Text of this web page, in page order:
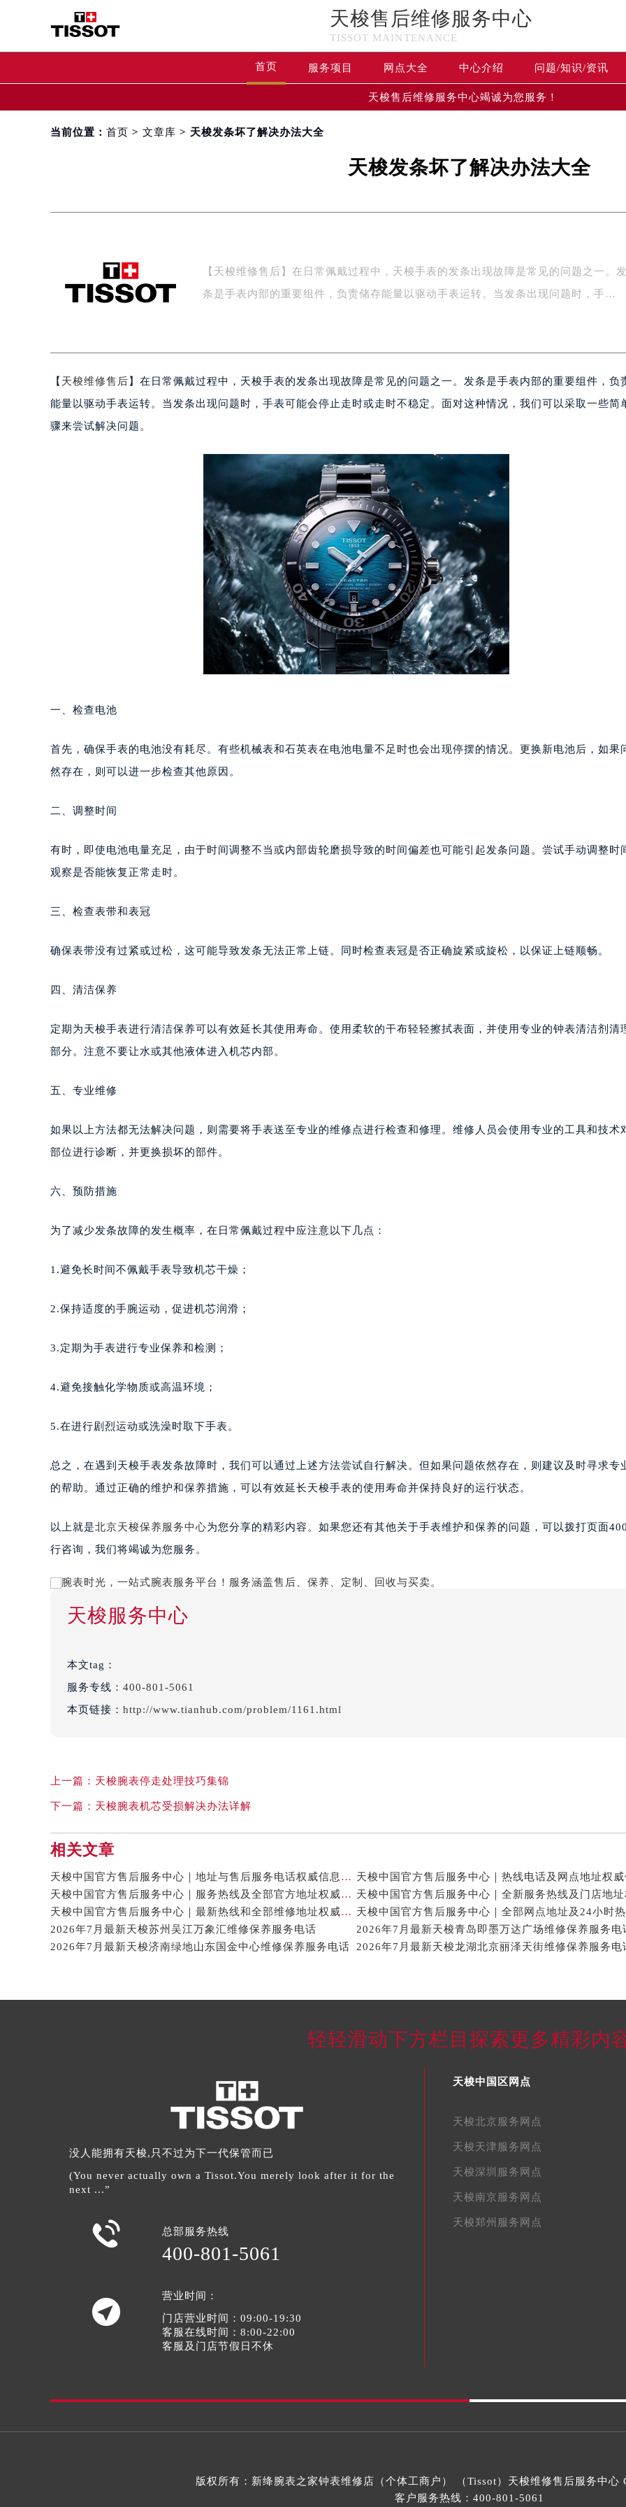
天梭售后维修服务中心
TISSOT MAINTENANCE
首页 服务项目 网点大全 中心介绍 问题/知识/资讯
天梭售后维修服务中心竭诚为您服务！
当前位置： 首页 > 文章库 > 天梭发条坏了解决办法大全
天梭发条坏了解决办法大全
【天梭维修售后】在日常佩戴过程中，天梭手表的发条出现故障是常见的问题之一。发
条是手表内部的重要组件，负责储存能量以驱动手表运转。当发条出现问题时，手…
【 天梭维修售后 】在日常佩戴过程中，天梭手表的发条出现故障是常见的问题之一。发条是手表内部的重要组件，负
能量以驱动手表运转。当发条出现问题时，手表可能会停止走时或走时不稳定。面对这种情况，我们可以采取一些简
骤来尝试解决问题。
一、检查电池
首先，确保手表的电池没有耗尽。有些机械表和石英表在电池电量不足时也会出现停摆的情况。更换新电池后，如果
然存在，则可以进一步检查其他原因。
二、调整时间
有时，即使电池电量充足，由于时间调整不当或内部齿轮磨损导致的时间偏差也可能引起发条问题。尝试手动调整时
观察是否能恢复正常走时。
三、检查表带和表冠
确保表带没有过紧或过松，这可能导致发条无法正常上链。同时检查表冠是否正确旋紧或旋松，以保证上链顺畅。
四、清洁保养
定期为天梭手表进行清洁保养可以有效延长其使用寿命。使用柔软的干布轻轻擦拭表面，并使用专业的钟表清洁剂清
部分。注意不要让水或其他液体进入机芯内部。
五、专业维修
如果以上方法都无法解决问题，则需要将手表送至专业的维修点进行检查和修理。维修人员会使用专业的工具和技术
部位进行诊断，并更换损坏的部件。
六、预防措施
为了减少发条故障的发生概率，在日常佩戴过程中应注意以下几点：
1.避免长时间不佩戴手表导致机芯干燥；
2.保持适度的手腕运动，促进机芯润滑；
3.定期为手表进行专业保养和检测；
4.避免接触化学物质或高温环境；
5.在进行剧烈运动或洗澡时取下手表。
总之，在遇到天梭手表发条故障时，我们可以通过上述方法尝试自行解决。但如果问题依然存在，则建议及时寻求专
的帮助。通过正确的维护和保养措施，可以有效延长天梭手表的使用寿命并保持良好的运行状态。
以上就是北京天梭保养服务中心为您分享的精彩内容。如果您还有其他关于手表维护和保养的问题，可以拨打页面
行咨询，我们将竭诚为您服务。
天梭服务中心
本文tag：
服务专线： 400-801-5061
本页链接： http://www.tianhub.com/problem/1161.html
上一篇： 天梭腕表停走处理技巧集锦
下一篇： 天梭腕表机芯受损解决办法详解
相关文章
天梭中国官方售后服务中心｜地址与售后服务电话权威信息通知（2026年7月最新）
天梭中国官方售后服务中心｜服务热线及全部官方地址权威信息通告（2026年7月最新）
天梭中国官方售后服务中心｜最新热线和全部维修地址权威信息声明（2026年7月最新）
2026年7月最新天梭苏州吴江万象汇维修保养服务电话
2026年7月最新天梭青岛即墨万达广场维修保养服务电
2026年7月最新天梭济南绿地山东国金中心维修保养服务电话
2026年7月最新天梭龙湖北京丽泽天街维修保养服务电
轻轻滑动下方栏目探索更多精彩内
没人能拥有天梭,只不过为下一代保管而已
(You never actually own a Tissot.You merely look after it for the
next ...”
 总部服务热线
400-801-5061

营业时间：
门店营业时间：09:00-19:30
客服在线时间：8:00-22:00
客服及门店节假日不休
天梭中国区网点
天梭北京服务网点
天梭天津服务网点
天梭深圳服务网点
天梭南京服务网点
天梭郑州服务网点
版权所有：新绛腕表之家钟表维修店（个体工商户） （Tissot） 天梭维修售后服务中心
客户服务热线： 400-801-5061